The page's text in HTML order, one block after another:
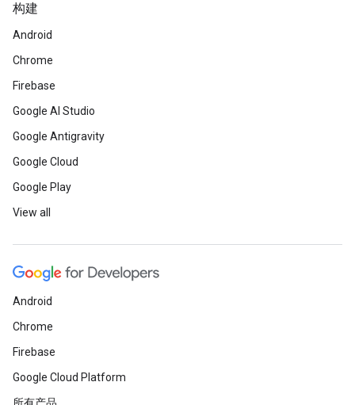
构建
Android
Chrome
Firebase
Google AI Studio
Google Antigravity
Google Cloud
Google Play
View all
Android
Chrome
Firebase
Google Cloud Platform